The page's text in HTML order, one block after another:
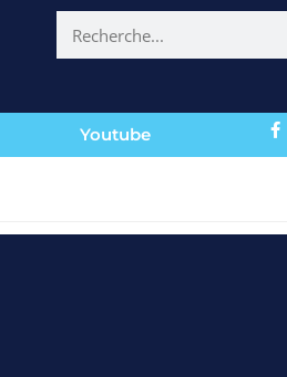
Youtube